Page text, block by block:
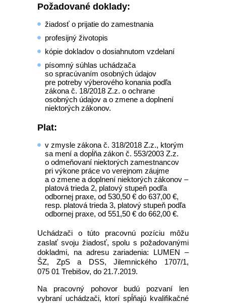
Požadované doklady:
žiadosť o prijatie do zamestnania
profesijný životopis
kópie dokladov o dosiahnutom vzdelaní
písomný súhlas uchádzača
so spracúvaním osobných údajov
pre potreby výberového konania podľa
zákona č. 18/2018 Z.z. o ochrane
osobných údajov a o zmene a doplnení
niektorých zákonov.
Plat:
v zmysle zákona č. 318/2018 Z.z., ktorým
sa mení a dopĺňa zákon č. 553/2003 Z.z.
o odmeňovaní niektorých zamestnancov
pri výkone práce vo verejnom záujme
a o zmene a doplnení niektorých zákonov –
platová trieda 2, platový stupeň podľa
odbornej praxe, od 530,50 € do 637,00 €,
resp. platová trieda 3, platový stupeň podľa
odbornej praxe, od 551,50 € do 662,00 €.
Uchádzači o túto pracovnú pozíciu môžu
zaslať svoju žiadosť, spolu s požadovanými
dokladmi, na adresu zariadenia: LUMEN –
ŠZ, ZpS a DSS, Jilemnického 1707/1,
075 01 Trebišov, do 21.7.2019.
Na pracovný pohovor budú pozvaní len
vybraní uchádzači, ktorí spĺňajú kvalifikačné